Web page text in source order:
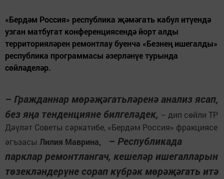
«Бердәм Россия» республика җәмәгать кабул итүендә
узган матбугат конференциясендә йорт алды
территорияләрен ремонтлау буенча «Безнең ишегалды»
республика программасы әзерләнүе турында
сөйләделәр.
– Гражданнар мөрәҗәгатьләренә анализ ясап,
без яңа тенденцияне билгеләдек, – дип сөйли ТР
Дәүләт Советы сәркатибе, «Бердәм Россия» фракциясе
әгъзасы Лилия Маврина,
– Республикада
парклар ремонтлангач, кешеләр ишегалларын
төзекләндерүне сорап күбрәк мөрәҗәгать итә